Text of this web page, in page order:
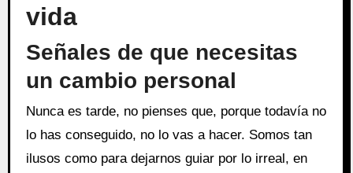
vida
Señales de que necesitas
un cambio personal
Nunca es tarde, no pienses que, porque todavía no
lo has conseguido, no lo vas a hacer. Somos tan
ilusos como para dejarnos guiar por lo irreal, en